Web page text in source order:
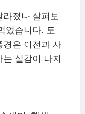
졌나 살펴보
었습니다. 토
경은 이전과 사
실감이 나지